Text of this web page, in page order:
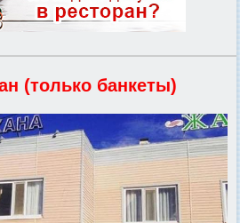
(только банкеты)